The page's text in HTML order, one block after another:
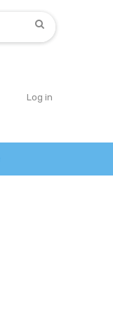
Log in